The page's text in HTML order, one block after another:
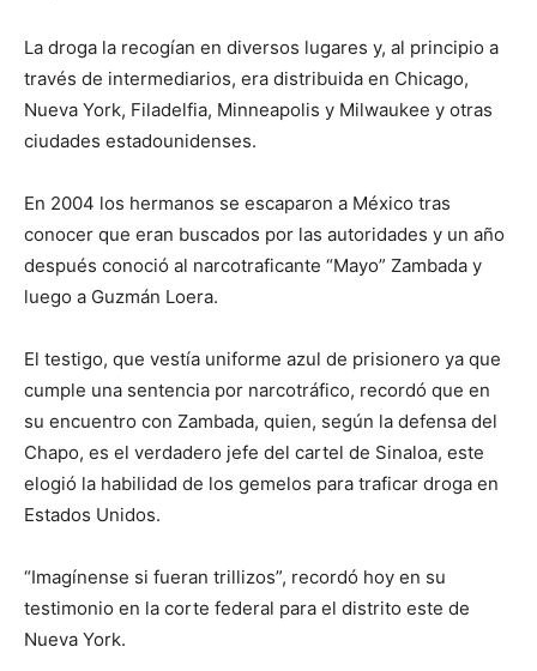
La droga la recogían en diversos lugares y, al principio a
través de intermediarios, era distribuida en Chicago,
Nueva York, Filadelfia, Minneapolis y Milwaukee y otras
ciudades estadounidenses.
En 2004 los hermanos se escaparon a México tras
conocer que eran buscados por las autoridades y un año
después conoció al narcotraficante “Mayo” Zambada y
luego a Guzmán Loera.
El testigo, que vestía uniforme azul de prisionero ya que
cumple una sentencia por narcotráfico, recordó que en
su encuentro con Zambada, quien, según la defensa del
Chapo, es el verdadero jefe del cartel de Sinaloa, este
elogió la habilidad de los gemelos para traficar droga en
Estados Unidos.
“Imagínense si fueran trillizos”, recordó hoy en su
testimonio en la corte federal para el distrito este de
Nueva York.